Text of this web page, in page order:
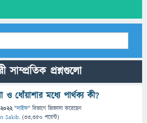
সাম্প্রতিক প্রশ্নগুলো
ও ধোঁয়াশার মধ্যে পার্থক্য কী?
2022 "লাইফ" বিভাগে জিজ্ঞাসাকরেছেন
Sakib. (33,350 পয়েন্ট)